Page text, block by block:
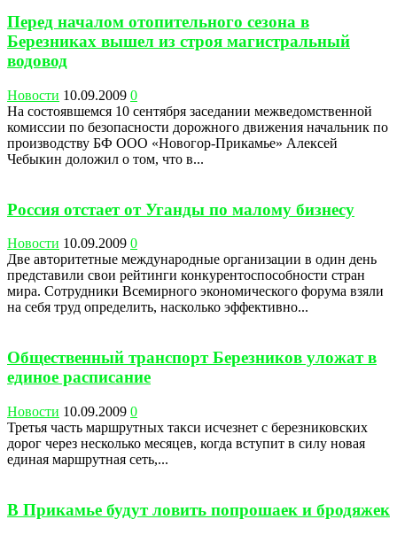
Перед началом отопительного сезона в
Березниках вышел из строя магистральный
водовод
Новости 10.09.2009 0
На состоявшемся 10 сентября заседании межведомственной
комиссии по безопасности дорожного движения начальник по
производству БФ ООО «Новогор-Прикамье» Алексей
Чебыкин доложил о том, что в...
Россия отстает от Уганды по малому бизнесу
Новости 10.09.2009 0
Две авторитетные международные организации в один день
представили свои рейтинги конкурентоспособности стран
мира. Сотрудники Всемирного экономического форума взяли
на себя труд определить, насколько эффективно...
Общественный транспорт Березников уложат в
единое расписание
Новости 10.09.2009 0
Третья часть маршрутных такси исчезнет с березниковских
дорог через несколько месяцев, когда вступит в силу новая
единая маршрутная сеть,...
В Прикамье будут ловить попрошаек и бродяжек